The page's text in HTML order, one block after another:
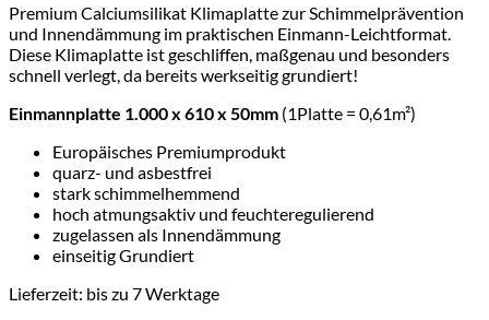
Premium Calciumsilikat Klimaplatte zur Schimmelprävention
und Innendämmung im praktischen Einmann-Leichtformat.
Diese Klimaplatte ist geschliffen, maßgenau und besonders
schnell verlegt, da bereits werkseitig grundiert!
Einmannplatte 1.000 x 610 x 50mm (1Platte = 0,61m²)
Europäisches Premiumprodukt
quarz- und asbestfrei
stark schimmelhemmend
hoch atmungsaktiv und feuchteregulierend
zugelassen als Innendämmung
einseitig Grundiert
Lieferzeit: bis zu 7 Werktage